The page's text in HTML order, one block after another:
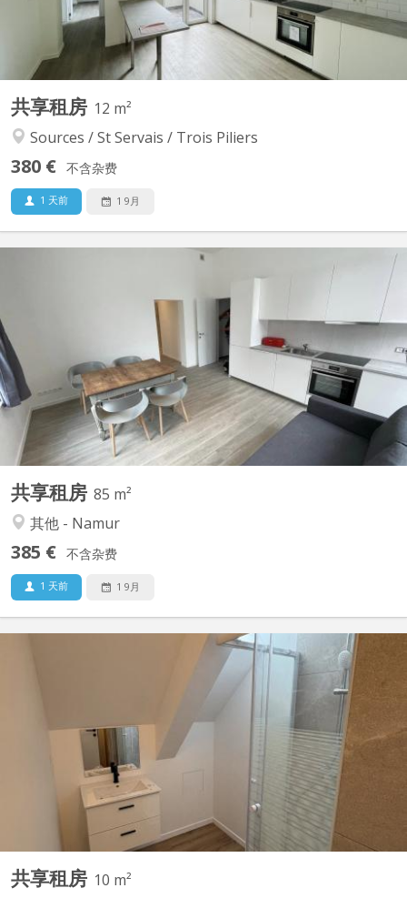
共享租房 12 m²
Sources / St Servais / Trois Piliers
380 € 不含杂费
1 天前 1 9月
共享租房 85 m²
其他 - Namur
385 € 不含杂费
1 天前 1 9月
KN 5181
🏠 À Louer : 1 Chambres en Colocation à Saint-Servais, Namur
🏠 📍 Localisation : Situé à l'entrée de Saint-Servais à Namur, Rue
de Gembloux, à deux pas de la gare 🚆 et en face de la Belfius de
Saint-Servais 🏦. 🛋️ L'appartement : Superficie totale de 85 m² +
cour intérieure 🌿 Immeuble entièrement...
共享租房 10 m²
KN 5823
🏡 la colocation que tout le monde va s’ARRACHER À NAMUR ! 🌇
✨ Vous cherchez une colocation spacieuse, moderne et avec une
vue exceptionnelle ? Ne cherchez plus ! Situé Rue Notre-Dame à
Namur, au cœur d’une petite copropriété entièrement rénovée
de seulement 10 appartements, ce superbe appartement...